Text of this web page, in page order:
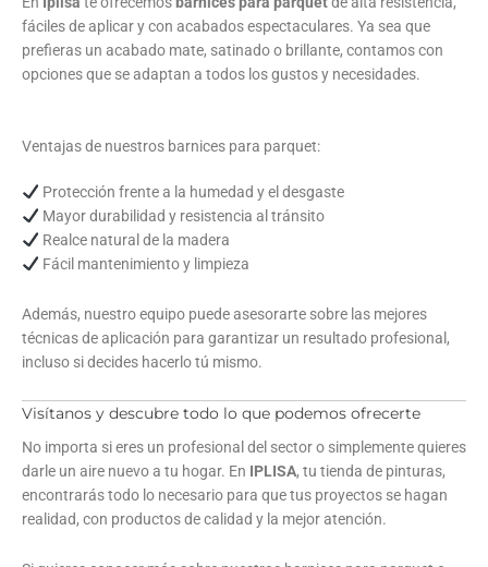
fáciles de aplicar y con acabados espectaculares. Ya sea que
prefieras un acabado mate, satinado o brillante, contamos con
opciones que se adaptan a todos los gustos y necesidades.
Ventajas de nuestros barnices para parquet:
Protección frente a la humedad y el desgaste
Mayor durabilidad y resistencia al tránsito
Realce natural de la madera
Fácil mantenimiento y limpieza
Además, nuestro equipo puede asesorarte sobre las mejores
técnicas de aplicación para garantizar un resultado profesional,
incluso si decides hacerlo tú mismo.
Visítanos y descubre todo lo que podemos ofrecerte
No importa si eres un profesional del sector o simplemente quieres
darle un aire nuevo a tu hogar. En IPLISA, tu tienda de pinturas,
encontrarás todo lo necesario para que tus proyectos se hagan
realidad, con productos de calidad y la mejor atención.